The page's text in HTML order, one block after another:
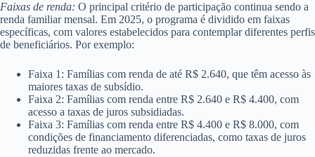
Faixas de renda: O principal critério de participação continua sendo a
renda familiar mensal. Em 2025, o programa é dividido em faixas
específicas, com valores estabelecidos para contemplar diferentes perfis
de beneficiários. Por exemplo:
Faixa 1: Famílias com renda de até R$ 2.640, que têm acesso às
maiores taxas de subsídio.
Faixa 2: Famílias com renda entre R$ 2.640 e R$ 4.400, com
acesso a taxas de juros subsidiadas.
Faixa 3: Famílias com renda entre R$ 4.400 e R$ 8.000, com
condições de financiamento diferenciadas, como taxas de juros
reduzidas frente ao mercado.